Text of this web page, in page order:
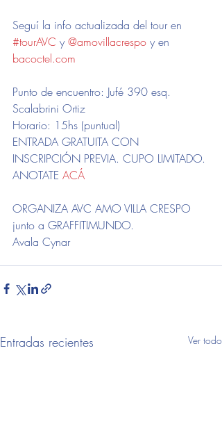
Seguí la info actualizada del tour en
#tourAVC y @amovillacrespo y en
bacoctel.com
Punto de encuentro: Jufé 390 esq.
Scalabrini Ortiz
Horario: 15hs (puntual)
ENTRADA GRATUITA CON
INSCRIPCIÓN PREVIA. CUPO LIMITADO.
ANOTATE ACÁ
ORGANIZA AVC AMO VILLA CRESPO
junto a GRAFFITIMUNDO.
Avala Cynar
Entradas recientes Ver todo